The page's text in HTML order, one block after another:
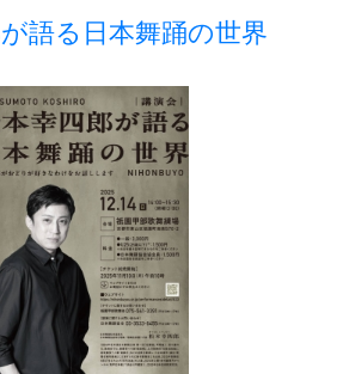
語る日本舞踊の世界